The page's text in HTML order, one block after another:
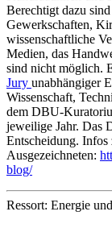
Berechtigt dazu
Gewerkschaften,
wissenschaftliche
Medien, das
sind nicht möglich.
Jury unabhängiger
Wissenschaft,
dem DBU-
jeweilige Jahr. Das
Entscheidung.
Ausgezeichneten:
blog/
Ressort: Energie